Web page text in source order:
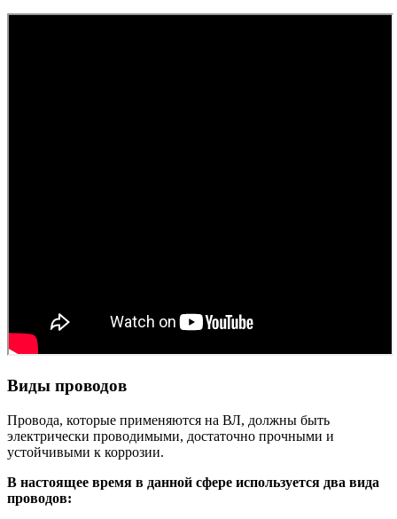
Виды проводов
Провода, которые применяются на ВЛ, должны быть
электрически проводимыми, достаточно прочными и
устойчивыми к коррозии.
В настоящее время в данной сфере используется два вида
проводов: